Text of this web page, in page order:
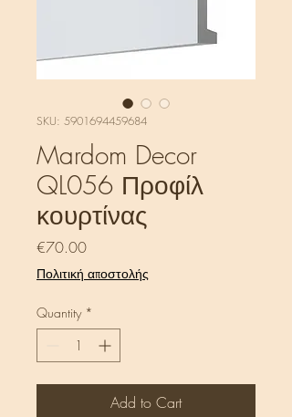
SKU: 5901694459684
Mardom Decor
QL056 Προφίλ
κουρτίνας
€70.00Price
Πολιτική αποστολής
Quantity *
Add to Cart